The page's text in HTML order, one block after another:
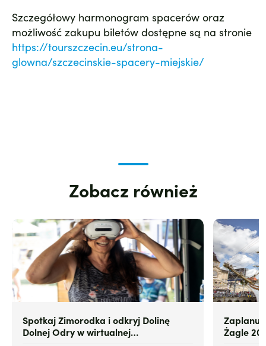
Szczegółowy harmonogram spacerów oraz
możliwość zakupu biletów dostępne są na stronie
https://tourszczecin.eu/strona-
glowna/szczecinskie-spacery-miejskie/
Zobacz również
Zdjęcie
Spotkaj Zimorodka i odkryj Dolinę
Dolnej Odry w wirtualnej
Zdjęcie
Zaplanuj
Żagle